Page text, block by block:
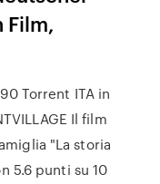
Film,
Torrent ITA in
Il film
"La storia
5.6 punti su 10